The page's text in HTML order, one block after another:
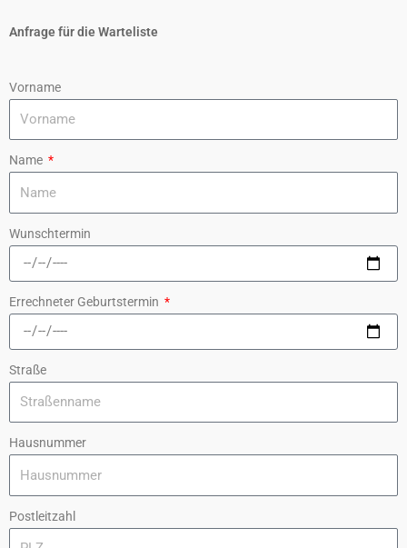
Anfrage für die Warteliste
Vorname
Name
Wunschtermin
Errechneter Geburtstermin
Straße
Hausnummer
Postleitzahl